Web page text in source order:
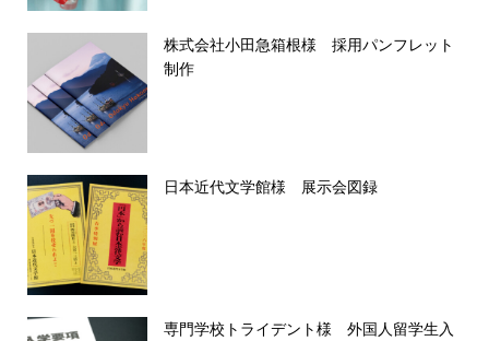
株式会社小田急箱根様 採用パンフレット
制作
日本近代文学館様 展示会図録
専門学校トライデント様 外国人留学生入